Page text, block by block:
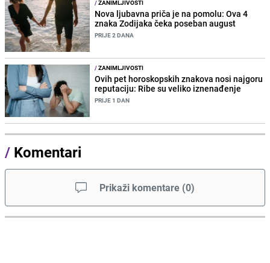
/ZANIMLJIVOSTI
Nova ljubavna priča je na pomolu: Ova 4
znaka Zodijaka čeka poseban august
PRIJE 2 DANA
/ZANIMLJIVOSTI
Ovih pet horoskopskih znakova nosi najgoru
reputaciju: Ribe su veliko iznenađenje
PRIJE 1 DAN
/ Komentari
Prikaži komentare (0)